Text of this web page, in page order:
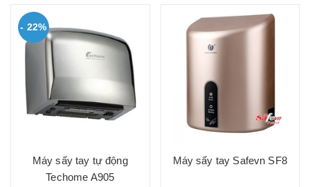
- 22%
Máy sấy tay tự động
Techome A905
Máy sấy tay Safevn SF8